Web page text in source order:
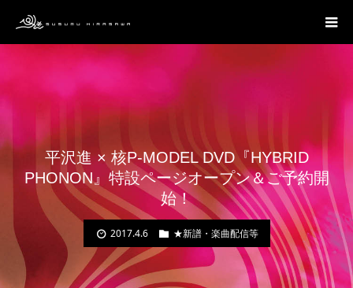
平沢進 × 核P-MODEL DVD『HYBRID
PHONON』特設ページオープン＆ご予約開
始！
2017.4.6 ★新譜・楽曲配信等